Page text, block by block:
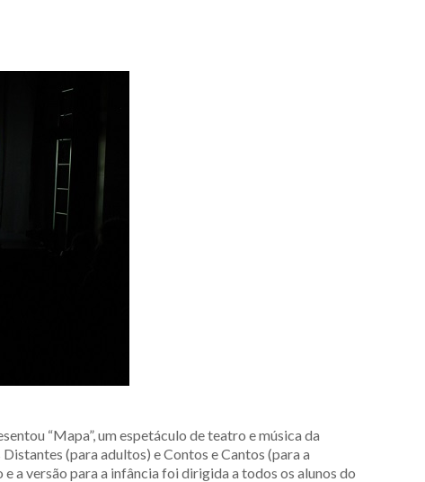
“Mapa”, um espetáculo de teatro e música da
(para adultos) e Contos e Cantos (para a
a versão para a infância foi dirigida a todos os alunos do